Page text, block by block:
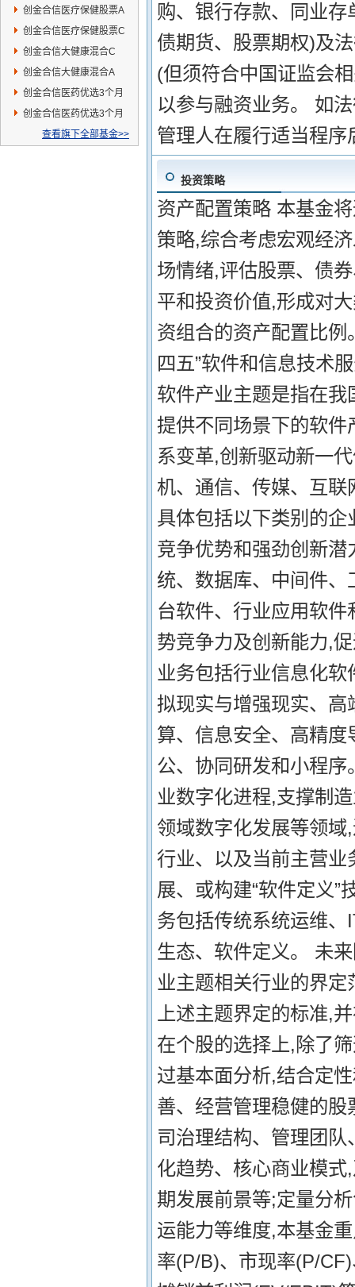
创金合信医疗保健股票A
创金合信医疗保健股票C
创金合信大健康混合C
创金合信大健康混合A
创金合信医药优选3个月
持有混合A
创金合信医药优选3个月
持有混合C
查看旗下全部基金>>
购、银行存款、同业
债期货、股票期权)及
(但须符合中国证监会
以参与融资业务。 如
管理人在履行适当程
投资策略
资产配置策略 本基金
策略,综合考虑宏观经
场情绪,评估股票、债
平和投资价值,形成对
资组合的资产配置比例
四五”软件和信息技术
软件产业主题是指在
提供不同场景下的软
系变革,创新驱动新一
机、通信、传媒、互
具体包括以下类别的
竞争优势和强劲创新
统、数据库、中间件
台软件、行业应用软
势竞争力及创新能力,
业务包括行业信息化
拟现实与增强现实、
算、信息安全、高精
公、协同研发和小程
业数字化进程,支撑制
领域数字化发展等领
行业、以及当前主营
展、或构建“软件定义
务包括传统系统运维
生态、软件定义。 未
业主题相关行业的界
上述主题界定的标准,
在个股的选择上,除了
过基本面分析,结合定
善、经营管理稳健的
司治理结构、管理团
化趋势、核心商业模
期发展前景等;定量分
运能力等维度,本基金
率(P/B)、市现率(P/